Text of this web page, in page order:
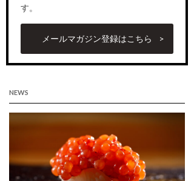
す。
メールマガジン登録はこちら
NEWS